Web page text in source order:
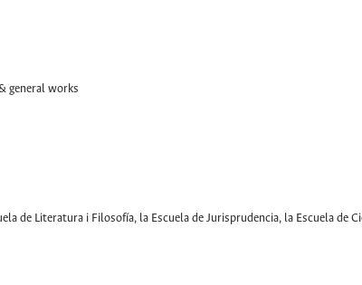
general works
de Literatura i Filosofía, la Escuela de Jurisprudencia, la Escuela de